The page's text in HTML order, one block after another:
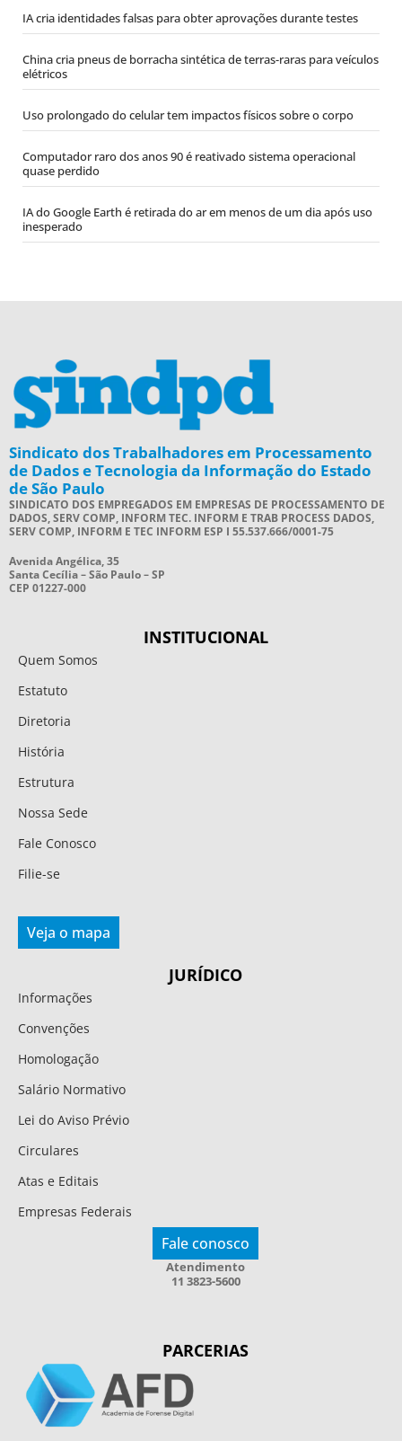
IA cria identidades falsas para obter aprovações durante testes
China cria pneus de borracha sintética de terras-raras para veículos
elétricos
Uso prolongado do celular tem impactos físicos sobre o corpo
Computador raro dos anos 90 é reativado sistema operacional
quase perdido
IA do Google Earth é retirada do ar em menos de um dia após uso
inesperado
Sindicato dos Trabalhadores em Processamento
de Dados e Tecnologia da Informação do Estado
de São Paulo
SINDICATO DOS EMPREGADOS EM EMPRESAS DE PROCESSAMENTO DE
DADOS, SERV COMP, INFORM TEC. INFORM E TRAB PROCESS DADOS,
SERV COMP, INFORM E TEC INFORM ESP I 55.537.666/0001-75
Avenida Angélica, 35
Santa Cecília – São Paulo – SP
CEP 01227-000
INSTITUCIONAL
Quem Somos
Estatuto
Diretoria
História
Estrutura
Nossa Sede
Fale Conosco
Filie-se
Veja o mapa
JURÍDICO
Informações
Convenções
Homologação
Salário Normativo
Lei do Aviso Prévio
Circulares
Atas e Editais
Empresas Federais
Fale conosco
Atendimento
11 3823-5600
PARCERIAS